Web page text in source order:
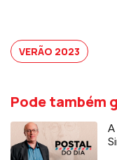
VERÃO 2023
Pode também